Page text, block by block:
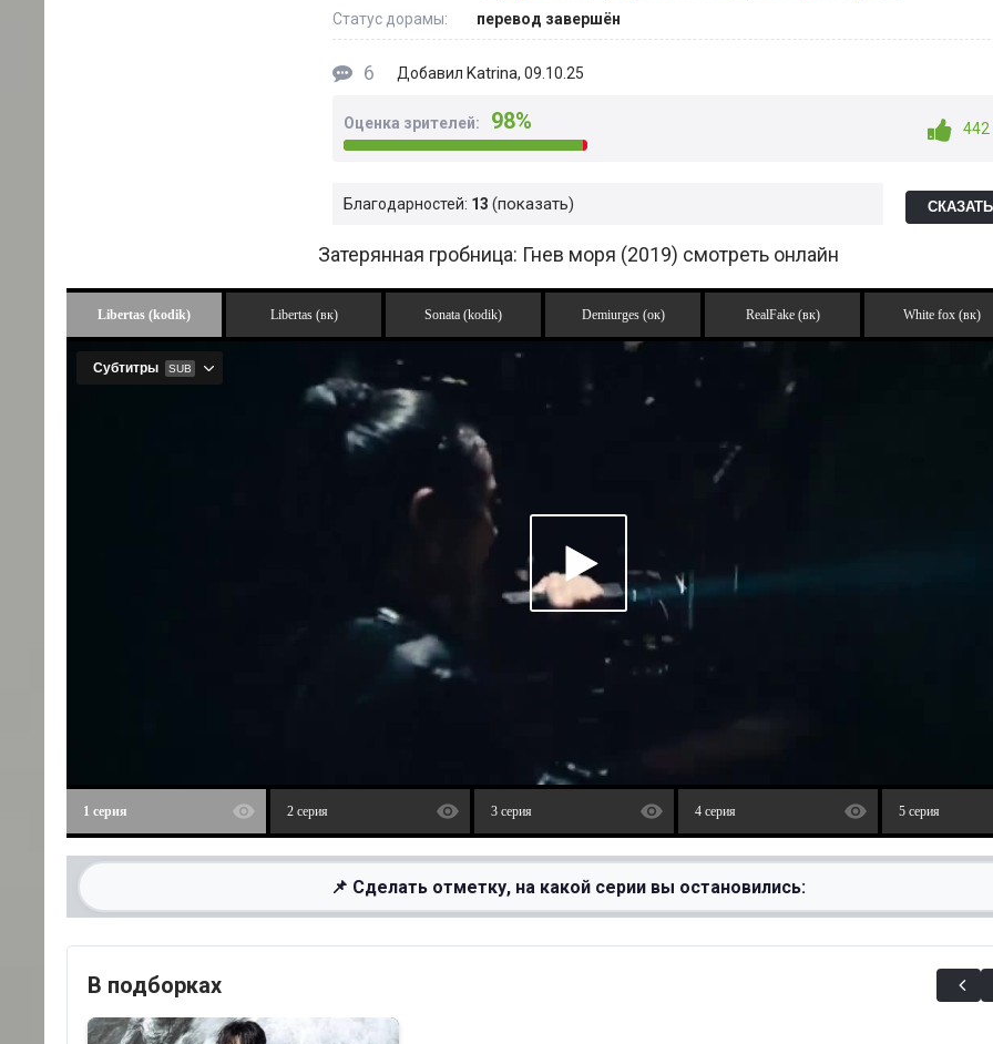
Статус дорамы: перевод завершён
6 Добавил Katrina, 09.10.25
Оценка зрителей: 98% 442
Благодарностей: 13 показать
Затерянная гробница: Гнев моря (2019) смотреть онлайн
Libertas (kodik) Libertas (вк) Sonata (kodik) Demiurges (ок) RealFake (вк) White fox (вк)
1 серия 2 серия 3 серия 4 серия 5 серия
📌 Сделать отметку, на какой серии вы остановились:
В подборках